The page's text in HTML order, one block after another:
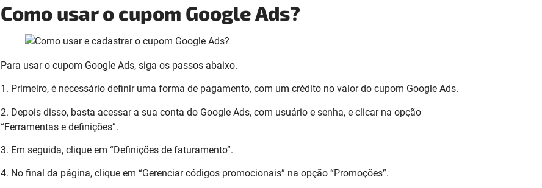
Como usar o cupom Google Ads?
Para usar o cupom Google Ads, siga os passos abaixo.
1. Primeiro, é necessário definir uma forma de pagamento, com um crédito no valor do cupom Google Ads.
2. Depois disso, basta acessar a sua conta do Google Ads, com usuário e senha, e clicar na opção
“Ferramentas e definições”.
3. Em seguida, clique em “Definições de faturamento”.
4. No final da página, clique em “Gerenciar códigos promocionais” na opção “Promoções”.